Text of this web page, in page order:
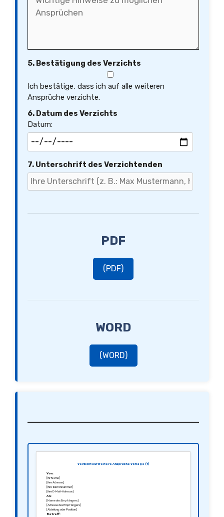
5. Bestätigung des Verzichts
Ich bestätige, dass ich auf alle weiteren
Ansprüche verzichte.
6. Datum des Verzichts
Datum:
7. Unterschrift des Verzichtenden
PDF
(PDF)
WORD
(WORD)
Verzicht Auf Weitere Ansprüche Vorlage (1)
Von:
[Ihr Name]
[Ihre Adresse]
[Ihre Telefonnummer]
[Ihre E-Mail-Adresse]
An:
[Name des Empfängers]
[Adresse des Empfängers]
[Abteilung oder Position]
Betreff: